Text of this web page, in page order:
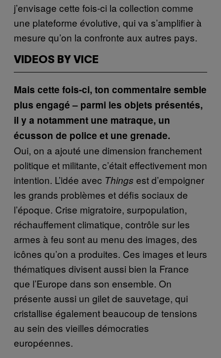
j’envisage cette fois-ci la collection comme
une plateforme évolutive, qui va s’amplifier à
mesure qu’on la confronte aux autres pays.
VIDEOS BY VICE
Mais cette fois-ci, ton commentaire semble
plus engagé – parmi les objets présentés,
il y a notamment une matraque, un
écusson de police et une grenade.
Oui, on a ajouté une dimension franchement
politique et militante, c’était effectivement mon
intention. L’idée avec Things est d’empoigner
les grands problèmes et défis sociaux de
l’époque. Crise migratoire, surpopulation,
réchauffement climatique, contrôle sur les
armes à feu sont au menu des images, des
icônes qu’on a produites. Ces images et leurs
thématiques divisent aussi bien la France
que l’Europe dans son ensemble. On
présente aussi un gilet de sauvetage, qui
cristallise également beaucoup de tensions
au sein des vieilles démocraties
européennes.